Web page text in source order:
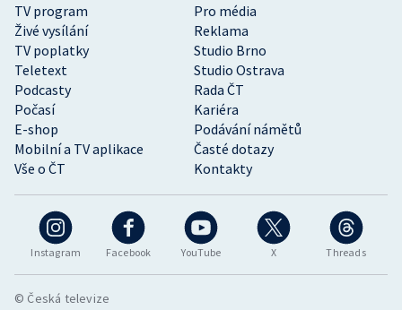
Instagram Facebook YouTube X Threads
TV program
Pro média
Živé vysílání
Reklama
TV poplatky
Studio Brno
Teletext
Studio Ostrava
Podcasty
Rada ČT
Počasí
Kariéra
E-shop
Podávání námětů
Mobilní a TV aplikace
Časté dotazy
Vše o ČT
Kontakty
© Česká televize